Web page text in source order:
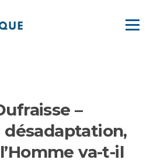
Menu
–
désadaptation,
va-t-il